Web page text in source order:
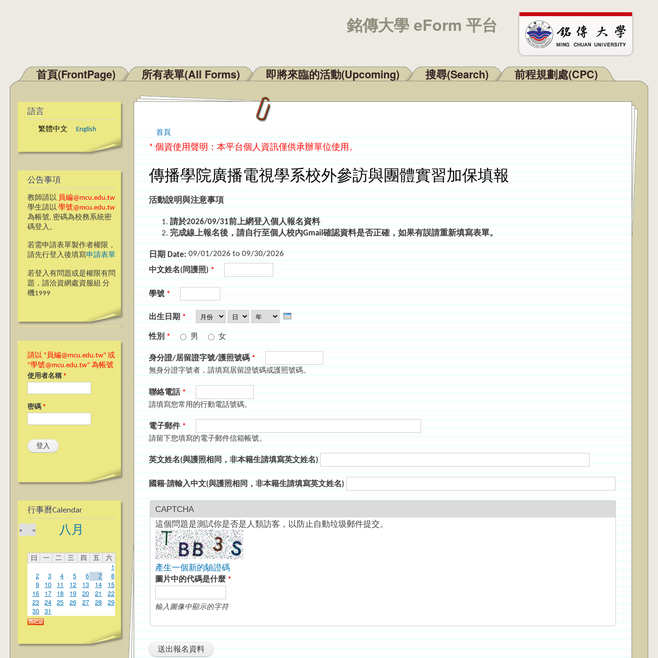
銘傳大學 eForm 平台
主選單
首頁(FrontPage) 所有表單(All Forms) 即將來臨的活動(Upcoming) 搜尋(Search) 前程規劃處(CPC)
語言
繁體中文 English
公告事項
教師請以 員編@mcu.edu.tw
學生請以 學號@mcu.edu.tw
為帳號, 密碼為校務系統密
碼登入。
若需申請表單製作者權限，
請先行登入後填寫申請表單
若登入有問題或是權限有問
題，請洽資網處資服組 分
機1999
請以 "員編@mcu.edu.tw" 或
"學號@mcu.edu.tw" 為帳號
使用者名稱 *
密碼 *
行事曆Calendar
八月
«
»
曰 一 二 三 四 五
六
1
2
3 4 5 6 7
8
9
10 11 12 13 14
15
16
17 18 19 20 21
22
23
24 25 26 27 28
29
30
31
您在這裡
首頁
* 個資使用聲明：本平台個人資訊僅供承辦單位使用。
傳播學院廣播電視學系校外參訪與團體實習加保填報
活動說明與注意事項
請於2026/09/31前上網登入個人報名資料
完成線上報名後，請自行至個人校內Gmail確認資料是否正確，如果有誤請重新填寫表單。
日期 Date:09/01/2026to09/30/2026
中文姓名(同護照)*
學號*
出生日期 * 月份 日 年
性別 * 男 女
身分證/居留證字號/護照號碼*
無身分證字號者，請填寫居留證號碼或護照號碼。
聯絡電話*
請填寫您常用的行動電話號碼。
電子郵件*
請留下您填寫的電子郵件信箱帳號。
英文姓名(與護照相同，非本籍生請填寫英文姓名)
國籍-請輸入中文(與護照相同，非本籍生請填寫英文姓名)
CAPTCHA
這個問題是測試你是否是人類訪客，以防止自動垃圾郵件提交。
產生一個新的驗證碼
圖片中的代碼是什麼 *
輸入圖像中顯示的字符